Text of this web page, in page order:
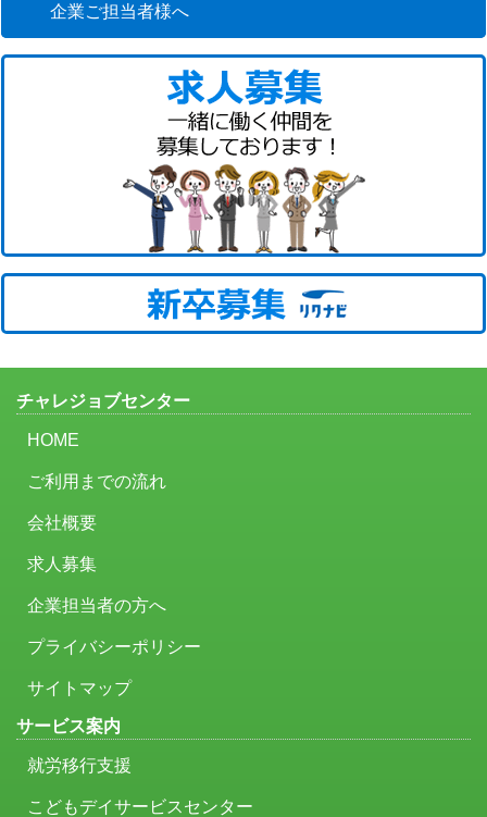
企業ご担当者様へ
チャレジョブセンター
HOME
ご利用までの流れ
会社概要
求人募集
企業担当者の方へ
プライバシーポリシー
サイトマップ
サービス案内
就労移行支援
こどもデイサービスセンター